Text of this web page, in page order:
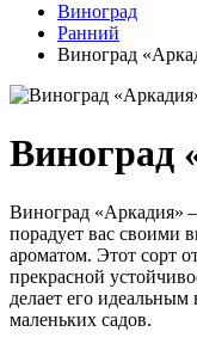
Виноград
Ранний
Виноград
Виноград
Виноград «Аркадия»
порадует вас своими
ароматом. Этот сорт
прекрасной
делает его
маленьких садов.